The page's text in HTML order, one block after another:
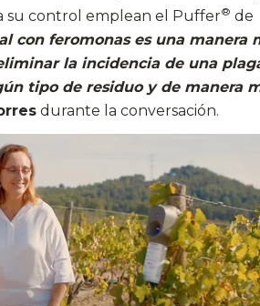
su control emplean el Puffer® de
con feromonas es una manera
la incidencia de una
tipo de residuo y de manera
durante la conversación.